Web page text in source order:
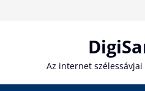
Az internet